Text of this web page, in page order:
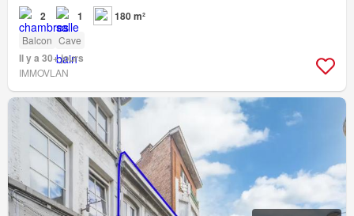
2 1 180 m²
Balcon Cave
Il y a 30+ jours
IMMOVLAN